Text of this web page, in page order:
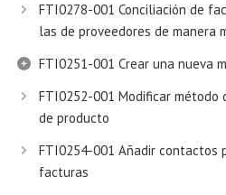
FTI0278-001 Conciliación de
las de proveedores de manera
FTI0251-001 Crear una nueva
FTI0252-001 Modificar método
de producto
FTI0254-001 Añadir contactos
facturas